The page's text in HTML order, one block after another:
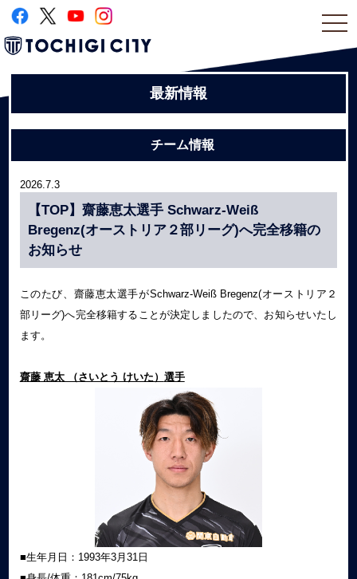
最新情報
チーム情報
2026.7.3
【TOP】齋藤恵太選手 Schwarz-Weiß
Bregenz(オーストリア２部リーグ)へ完全移籍の
お知らせ
このたび、齋藤恵太選手がSchwarz-Weiß Bregenz(オーストリア２
部リーグ)へ完全移籍することが決定しましたので、お知らせいたし
ます。
齋藤 恵太 （さいとう けいた） 選手
■生年月日：1993年3月31日